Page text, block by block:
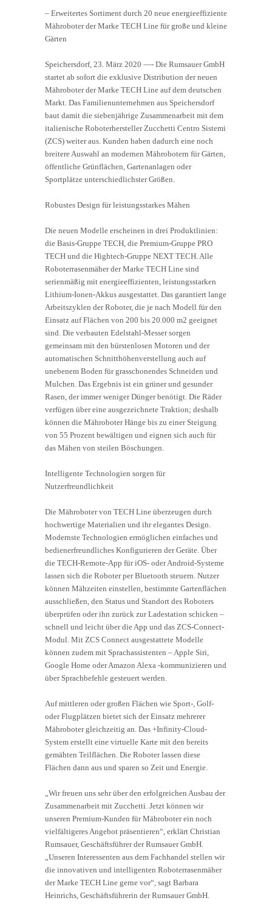
– Erweitertes Sortiment durch 20 neue energieeffiziente
Mähroboter der Marke TECH Line für große und kleine
Gärten
Speichersdorf, 23. März 2020 —- Die Rumsauer GmbH
startet ab sofort die exklusive Distribution der neuen
Mähroboter der Marke TECH Line auf dem deutschen
Markt. Das Familienunternehmen aus Speichersdorf
baut damit die siebenjährige Zusammenarbeit mit dem
italienische Roboterhersteller Zucchetti Centro Sistemi
(ZCS) weiter aus. Kunden haben dadurch eine noch
breitere Auswahl an modernen Mährobotern für Gärten,
öffentliche Grünflächen, Gartenanlagen oder
Sportplätze unterschiedlichster Größen.
Robustes Design für leistungsstarkes Mähen
Die neuen Modelle erscheinen in drei Produktlinien:
die Basis-Gruppe TECH, die Premium-Gruppe PRO
TECH und die Hightech-Gruppe NEXT TECH. Alle
Roboterrasenmäher der Marke TECH Line sind
serienmäßig mit energieeffizienten, leistungsstarken
Lithium-Ionen-Akkus ausgestattet. Das garantiert lange
Arbeitszyklen der Roboter, die je nach Modell für den
Einsatz auf Flächen von 200 bis 20.000 m2 geeignet
sind. Die verbauten Edelstahl-Messer sorgen
gemeinsam mit den bürstenlosen Motoren und der
automatischen Schnitthöhenverstellung auch auf
unebenem Boden für grasschonendes Schneiden und
Mulchen. Das Ergebnis ist ein grüner und gesunder
Rasen, der immer weniger Dünger benötigt. Die Räder
verfügen über eine ausgezeichnete Traktion; deshalb
können die Mähroboter Hänge bis zu einer Steigung
von 55 Prozent bewältigen und eignen sich auch für
das Mähen von steilen Böschungen.
Intelligente Technologien sorgen für
Nutzerfreundlichkeit
Die Mähroboter von TECH Line überzeugen durch
hochwertige Materialien und ihr elegantes Design.
Modernste Technologien ermöglichen einfaches und
bedienerfreundliches Konfigurieren der Geräte. Über
die TECH-Remote-App für iOS- oder Android-Systeme
lassen sich die Roboter per Bluetooth steuern. Nutzer
können Mähzeiten einstellen, bestimmte Gartenflächen
ausschließen, den Status und Standort des Roboters
überprüfen oder ihn zurück zur Ladestation schicken –
schnell und leicht über die App und das ZCS-Connect-
Modul. Mit ZCS Connect ausgestattete Modelle
können zudem mit Sprachassistenten – Apple Siri,
Google Home oder Amazon Alexa -kommunizieren und
über Sprachbefehle gesteuert werden.
Auf mittleren oder großen Flächen wie Sport-, Golf-
oder Flugplätzen bietet sich der Einsatz mehrerer
Mähroboter gleichzeitig an. Das +Infinity-Cloud-
System erstellt eine virtuelle Karte mit den bereits
gemähten Teilflächen. Die Roboter lassen diese
Flächen dann aus und sparen so Zeit und Energie.
„Wir freuen uns sehr über den erfolgreichen Ausbau der
Zusammenarbeit mit Zucchetti. Jetzt können wir
unseren Premium-Kunden für Mähroboter ein noch
vielfältigeres Angebot präsentieren“, erklärt Christian
Rumsauer, Geschäftsführer der Rumsauer GmbH.
„Unseren Interessenten aus dem Fachhandel stellen wir
die innovativen und intelligenten Roboterrasenmäher
der Marke TECH Line gerne vor“, sagt Barbara
Heinrichs, Geschäftsführerin der Rumsauer GmbH.